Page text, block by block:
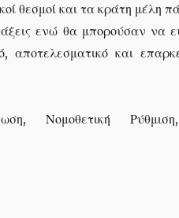
θεσμοί και τα κράτη μέλη
ενώ θα μπορούσαν να
αποτελεσματικό και
Νομοθετική